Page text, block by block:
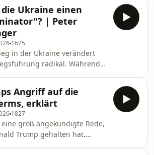
Wieso Trumps USA so krank
geführt. Unser
stellt Wachstum
Wohl unseres Planeten.
wir gleich auf mehrere
zu? Und wie können wir
Darüber haben wir
Alpen Klimagipfel
Investor Charly Kleissner
Ukraine einen
| Peter
1625
in der Ukraine verändert
radikal. Während
Kamikazedrohen und
sprechen, will die Ukraine
humanoide Kampfroboter
in den Kampf
und
Wir schauen uns heute
Angriff auf die
erklärt
1827
eine groß angekündigte Rede,
Trump gehalten hat.